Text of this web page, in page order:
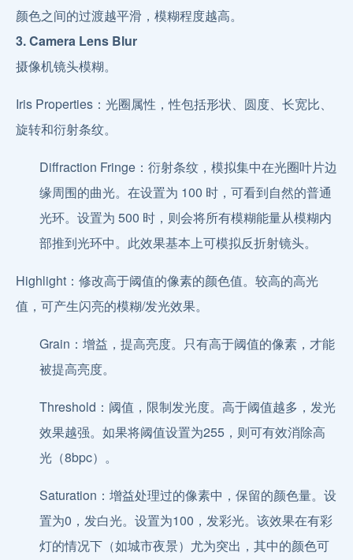
颜色之间的过渡越平滑，模糊程度越高。
3. Camera Lens Blur
摄像机镜头模糊。
Iris Properties：光圈属性，性包括形状、圆度、长宽比、
旋转和衍射条纹。
Diffraction Fringe：衍射条纹，模拟集中在光圈叶片边
缘周围的曲光。在设置为 100 时，可看到自然的普通
光环。设置为 500 时，则会将所有模糊能量从模糊内
部推到光环中。此效果基本上可模拟反折射镜头。
Highlight：修改高于阈值的像素的颜色值。较高的高光
值，可产生闪亮的模糊/发光效果。
Grain：增益，提高亮度。只有高于阈值的像素，才能
被提高亮度。
Threshold：阈值，限制发光度。高于阈值越多，发光
效果越强。如果将阈值设置为255，则可有效消除高
光（8bpc）。
Saturation：增益处理过的像素中，保留的颜色量。设
置为0，发白光。设置为100，发彩光。该效果在有彩
灯的情况下（如城市夜景）尤为突出，其中的颜色可